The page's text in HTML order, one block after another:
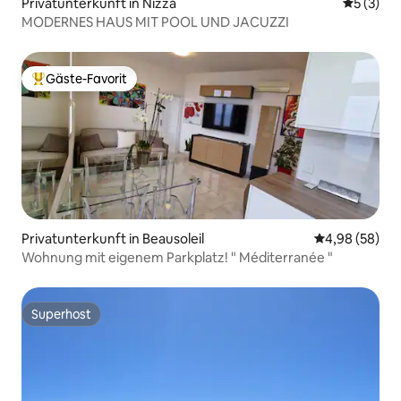
MODERNES HAUS MIT POOL UND JACUZZI
Beliebter Gäste-Favorit.
Gäste-Favorit
Privatunterkunft in Beausoleil
4,98 (58)
Wohnung mit eigenem Parkplatz! " Méditerranée "
Superhost
Superhost